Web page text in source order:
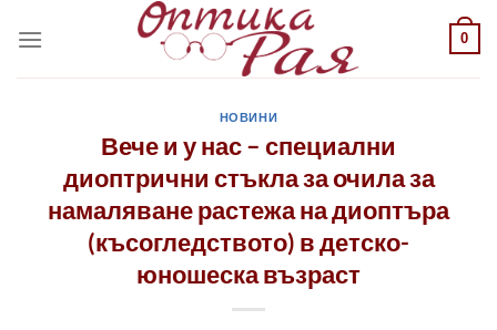
съдържанието
0
НОВИНИ
Вече и у нас – специални
диоптрични стъкла за очила за
намаляване растежа на диоптъра
(късогледството) в детско-
юношеска възраст